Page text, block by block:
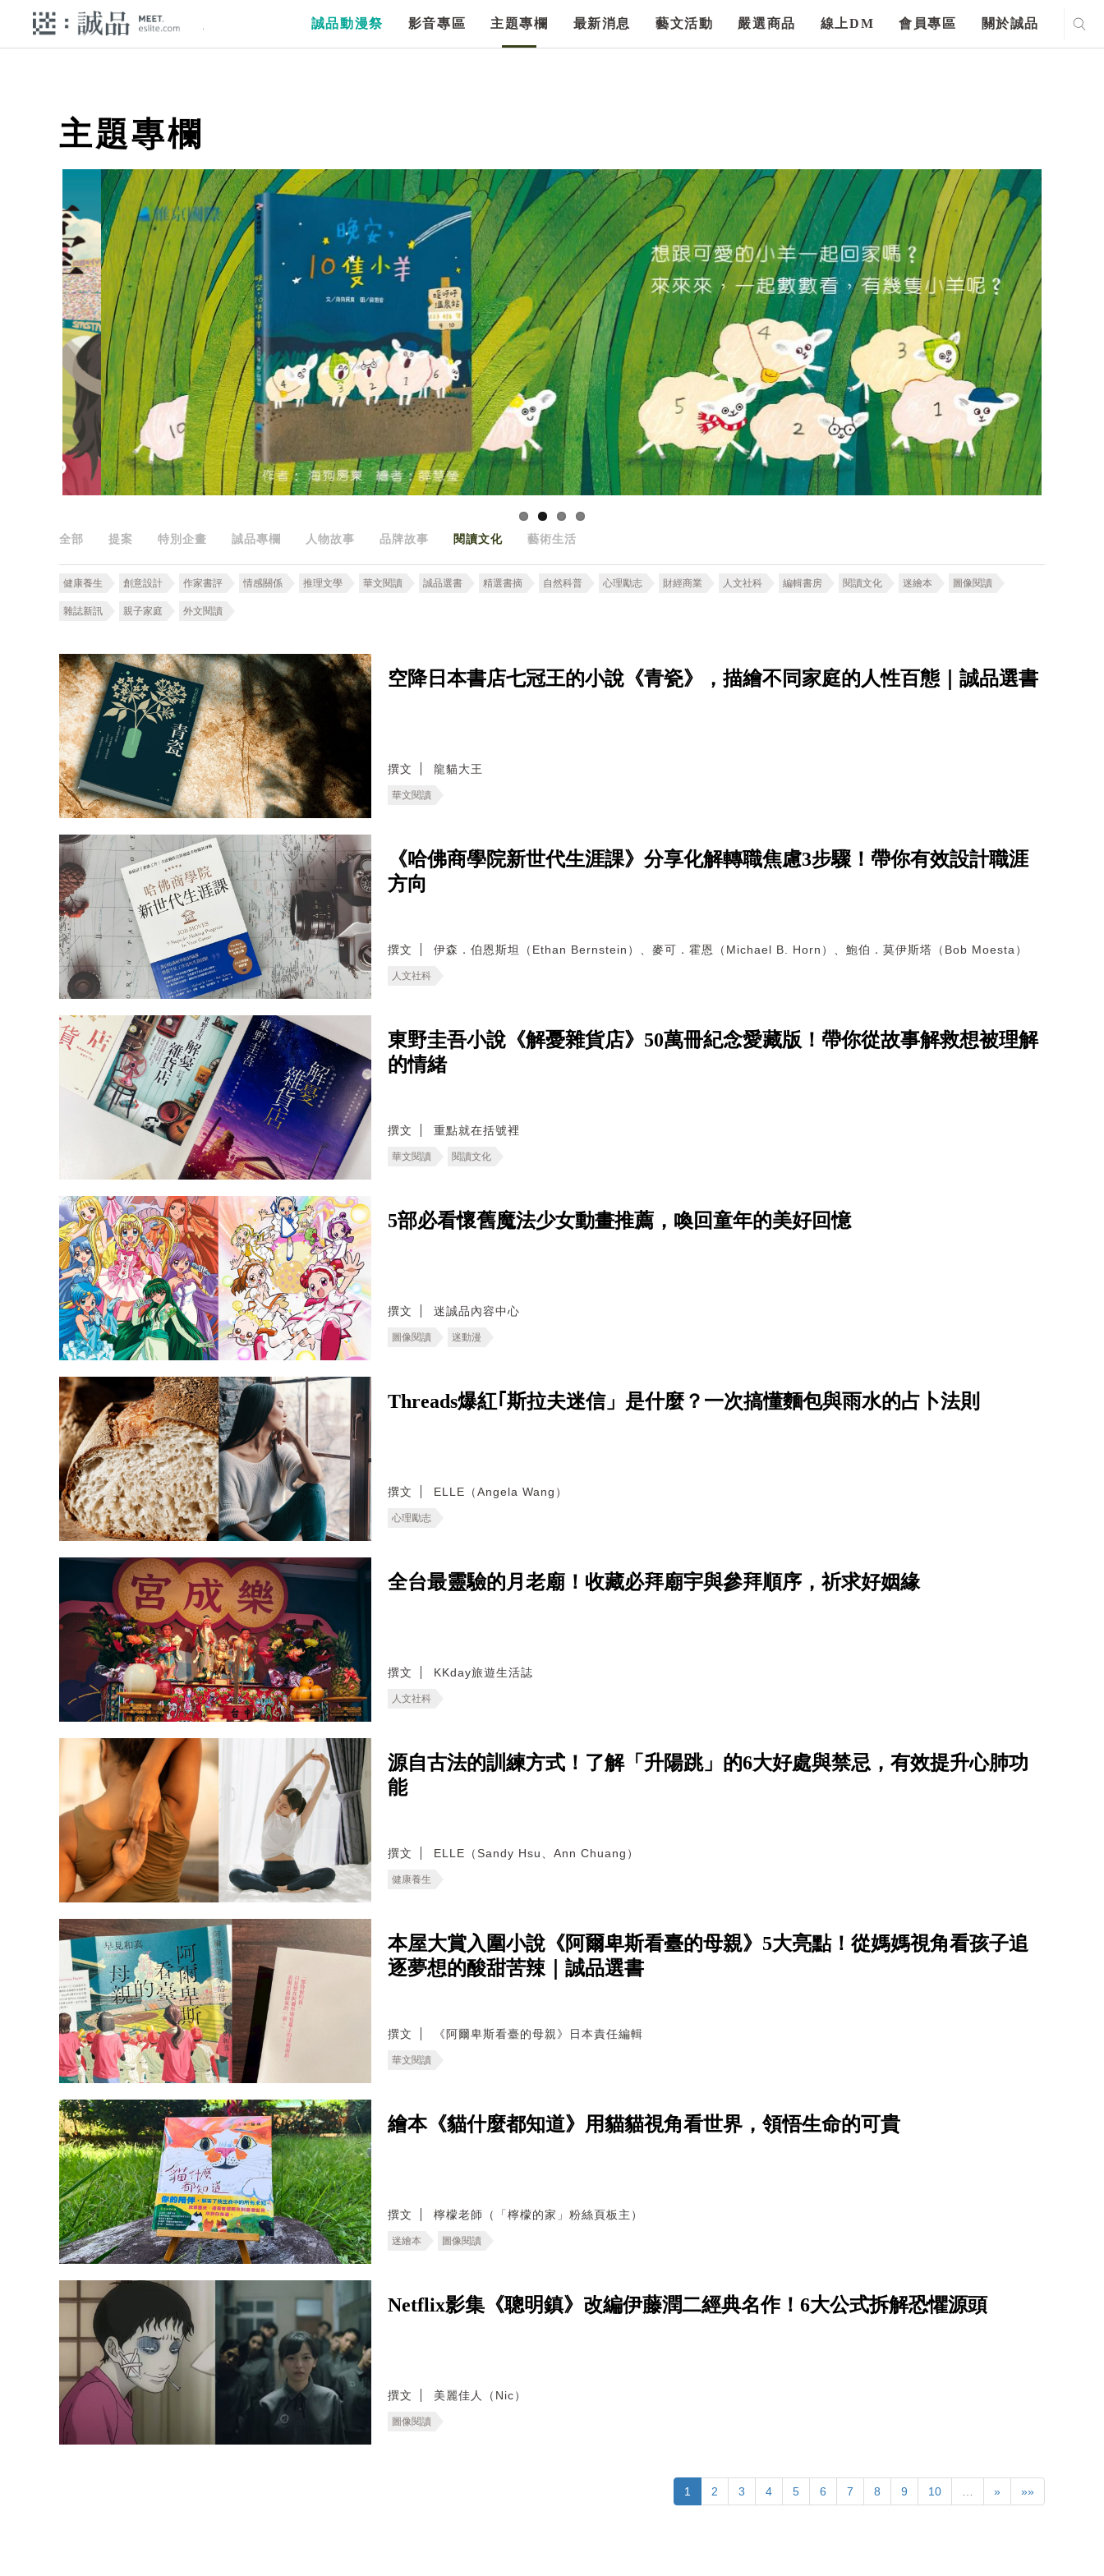
誠品動漫祭 影音專區 主題專欄 最新消息 藝文活動 嚴選商品 線上DM 會員專區 關於誠品
主題專欄
全部 提案 特別企畫 誠品專欄 人物故事 品牌故事 閱讀文化 藝術生活
健康養生 創意設計 作家書評 情感關係 推理文學 華文閱讀 誠品選書 精選書摘 自然科普 心理勵志 財經商業 人文社科 編輯書房 閱讀文化 迷繪本 圖像閱讀
雜誌新訊 親子家庭 外文閱讀
空降日本書店七冠王的小說《青瓷》，描繪不同家庭的人性百態｜誠品選書
撰文 龍貓大王
華文閱讀
《哈佛商學院新世代生涯課》分享化解轉職焦慮3步驟！帶你有效設計職涯
方向
撰文 伊森．伯恩斯坦（Ethan Bernstein）、麥可．霍恩（Michael B. Horn）、鮑伯．莫伊斯塔（Bob Moesta）
人文社科
東野圭吾小說《解憂雜貨店》50萬冊紀念愛藏版！帶你從故事解救想被理解
的情緒
撰文 重點就在括號裡
華文閱讀 閱讀文化
5部必看懷舊魔法少女動畫推薦，喚回童年的美好回憶
撰文 迷誠品內容中心
圖像閱讀 迷動漫
Threads爆紅｢斯拉夫迷信」是什麼？一次搞懂麵包與雨水的占卜法則
撰文 ELLE（Angela Wang）
心理勵志
全台最靈驗的月老廟！收藏必拜廟宇與參拜順序，祈求好姻緣
撰文 KKday旅遊生活誌
人文社科
源自古法的訓練方式！了解「升陽跳」的6大好處與禁忌，有效提升心肺功
能
撰文 ELLE（Sandy Hsu、Ann Chuang）
健康養生
本屋大賞入圍小說《阿爾卑斯看臺的母親》5大亮點！從媽媽視角看孩子追
逐夢想的酸甜苦辣｜誠品選書
撰文 《阿爾卑斯看臺的母親》日本責任編輯
華文閱讀
繪本《貓什麼都知道》用貓貓視角看世界，領悟生命的可貴
撰文 檸檬老師（「檸檬的家」粉絲頁板主）
迷繪本 圖像閱讀
Netflix影集《聰明鎮》改編伊藤潤二經典名作！6大公式拆解恐懼源頭
撰文 美麗佳人（Nic）
圖像閱讀
1 2 3 4 5 6 7 8 9 10 … » »»